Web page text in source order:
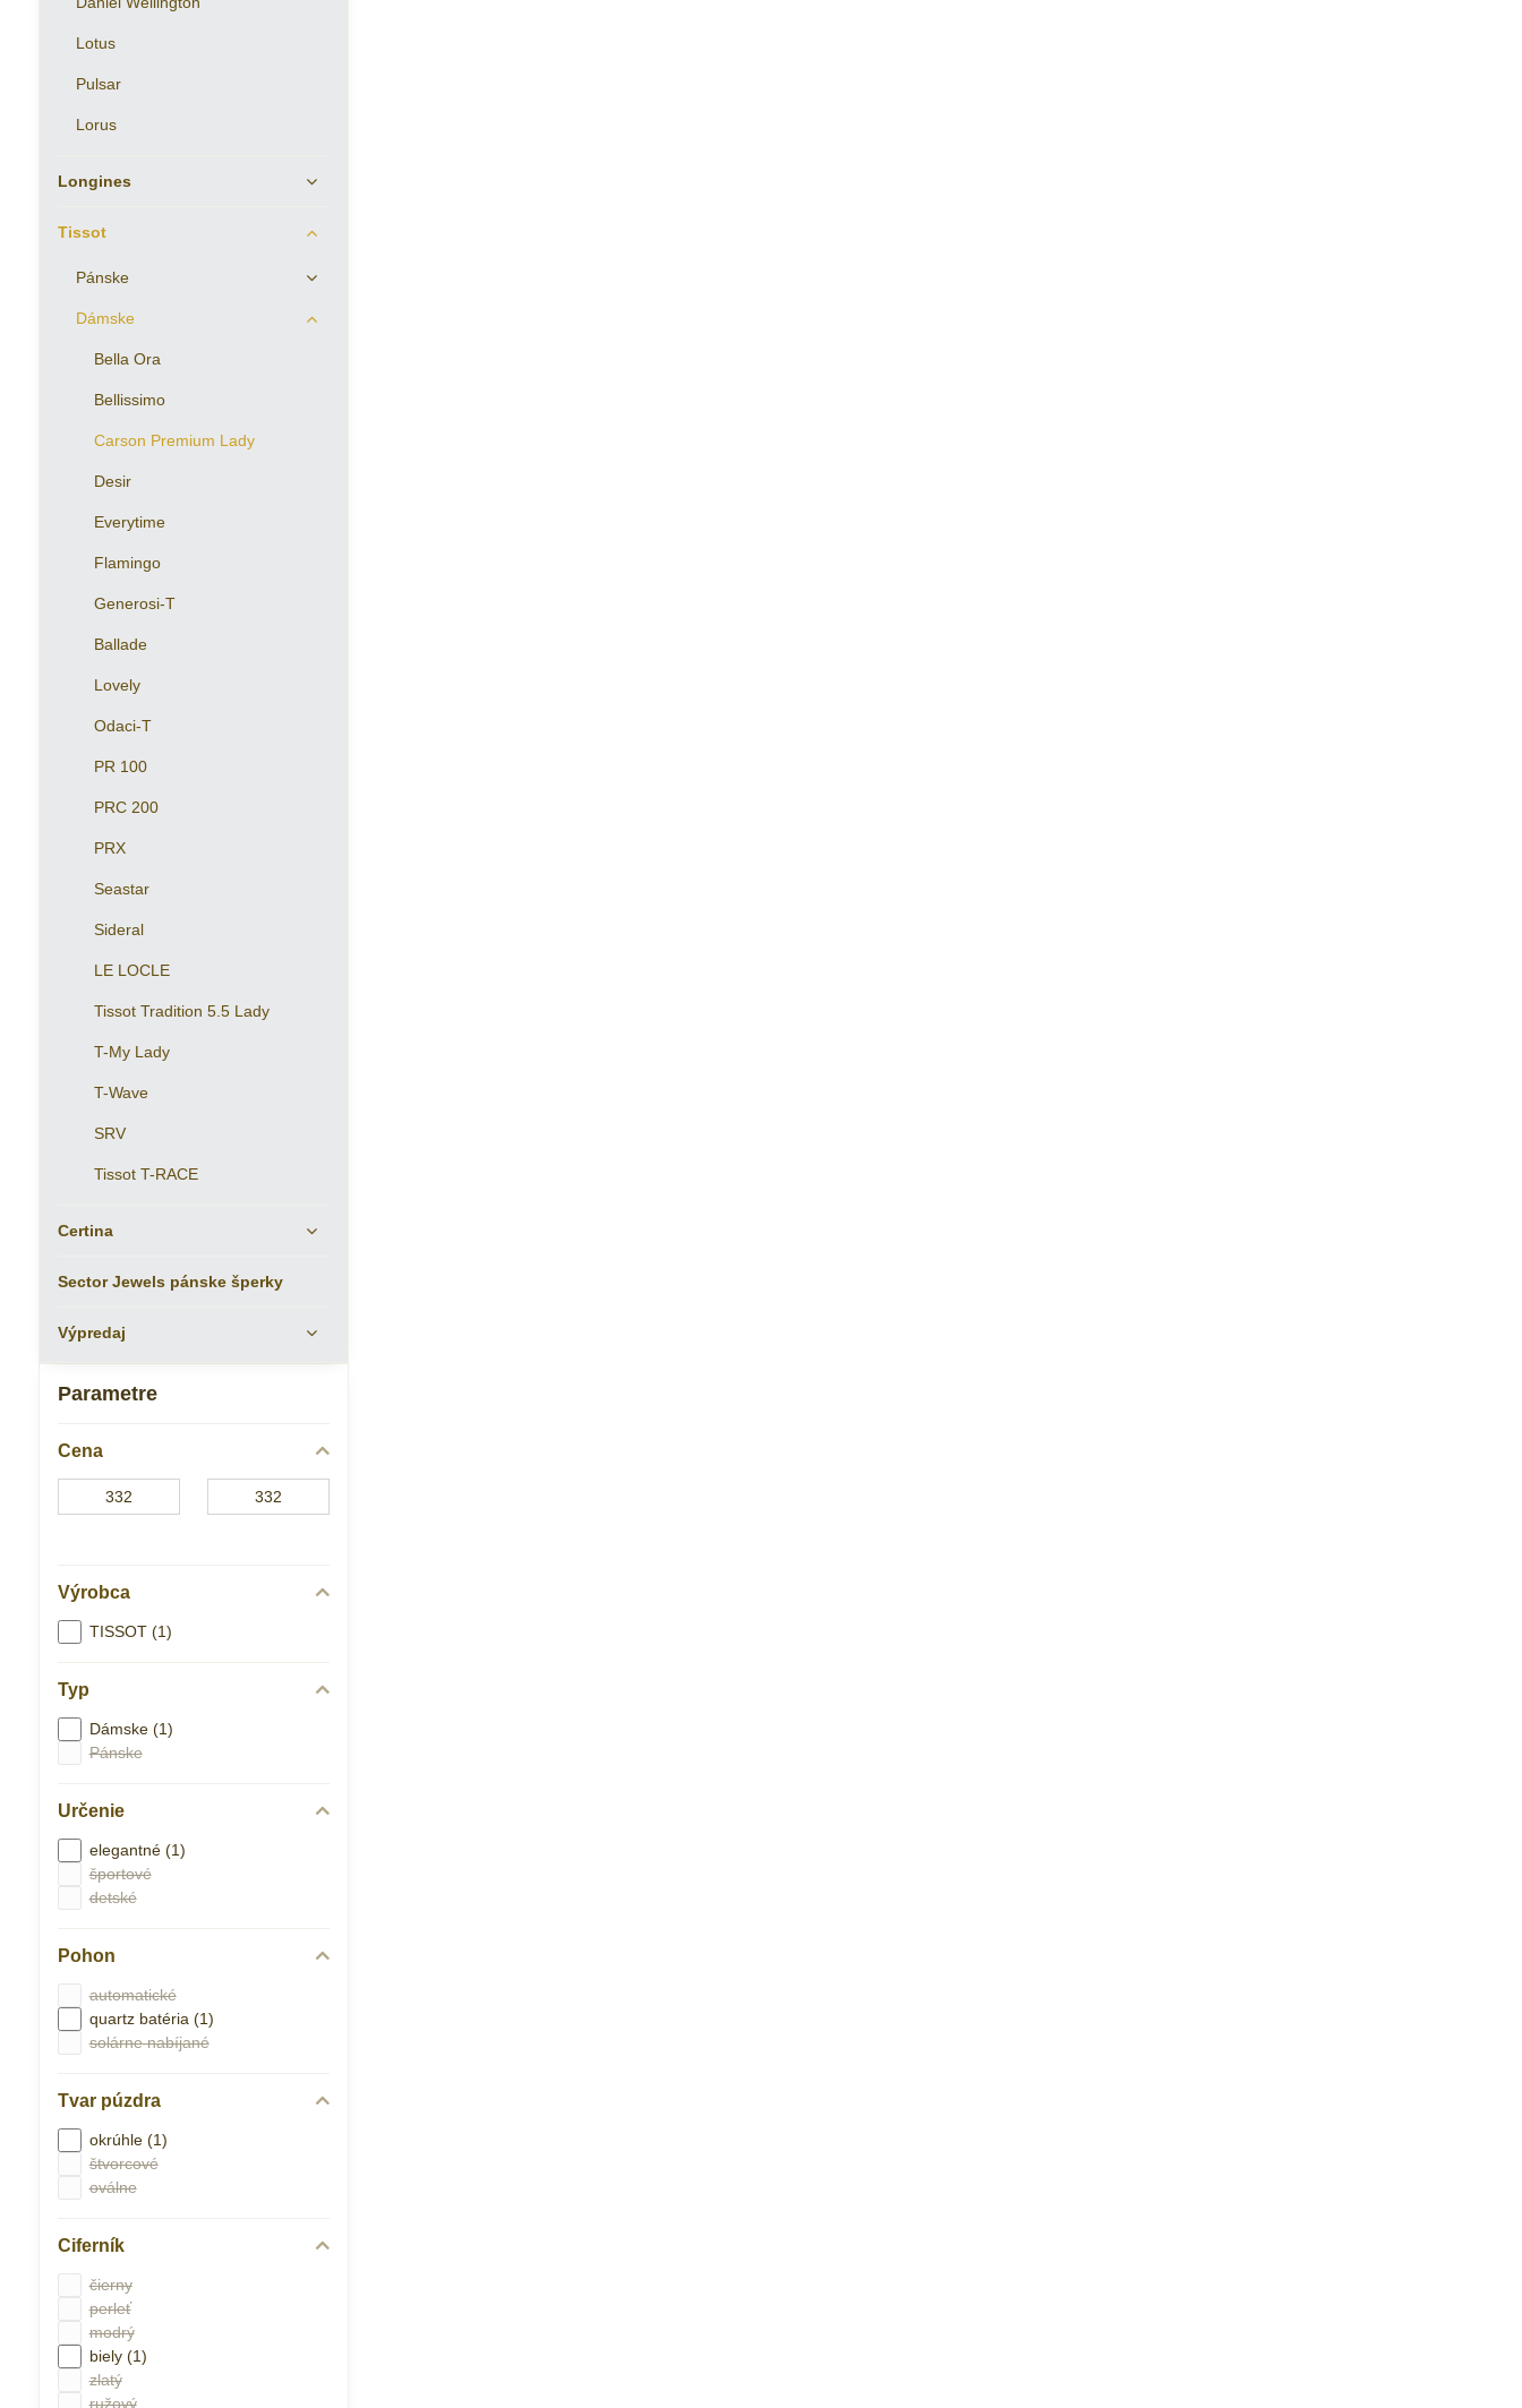
Parametre
Cena
Výrobca
TISSOT (1)
Typ
Dámske (1)
Pánske
Určenie
elegantné (1)
športové
detské
Pohon
automatické
quartz batéria (1)
solárne nabíjané
Tvar púzdra
okrúhle (1)
štvorcové
oválne
Ciferník
čierny
perleť
modrý
biely (1)
zlatý
ružový
Lotus
Pulsar
Lorus
Longines
Tissot
Pánske
Dámske
Bella Ora
Bellissimo
Carson Premium Lady
Desir
Everytime
Flamingo
Generosi-T
Ballade
Lovely
Odaci-T
PR 100
PRC 200
PRX
Seastar
Sideral
LE LOCLE
Tissot Tradition 5.5 Lady
T-My Lady
T-Wave
SRV
Tissot T-RACE
Certina
Sector Jewels pánske šperky
Výpredaj